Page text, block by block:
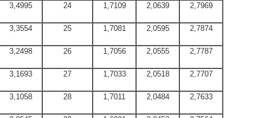
3,4995 24 1,7109 2,0639 2,7969
3,3554 25 1,7081 2,0595 2,7874
3,2498 26 1,7056 2,0555 2,7787
3,1693 27 1,7033 2,0518 2,7707
3,1058 28 1,7011 2,0484 2,7633